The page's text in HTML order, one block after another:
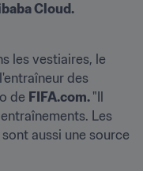
Cloud.
les vestiaires, le
des
de FIFA.com. "Il
Les
aussi une source